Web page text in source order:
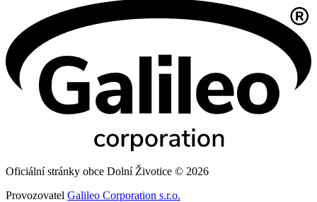
Oficiální stránky obce Dolní Životice © 2026
Provozovatel Galileo Corporation s.r.o.